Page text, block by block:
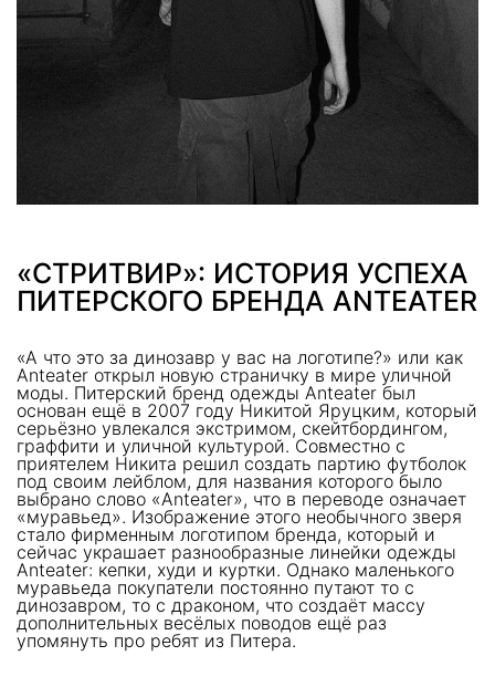
«СТРИТВИР»: ИСТОРИЯ УСПЕХА
ПИТЕРСКОГО БРЕНДА ANTEATER
«А что это за динозавр у вас на логотипе?» или как
Anteater открыл новую страничку в мире уличной
моды. Питерский бренд одежды Anteater был
основан ещё в 2007 году Никитой Яруцким, который
серьёзно увлекался экстримом, скейтбордингом,
граффити и уличной культурой. Совместно с
приятелем Никита решил создать партию футболок
под своим лейблом, для названия которого было
выбрано слово «Anteater», что в переводе означает
«муравьед». Изображение этого необычного зверя
стало фирменным логотипом бренда, который и
сейчас украшает разнообразные линейки одежды
Anteater: кепки, худи и куртки. Однако маленького
муравьеда покупатели постоянно путают то с
динозавром, то с драконом, что создаёт массу
дополнительных весёлых поводов ещё раз
упомянуть про ребят из Питера.